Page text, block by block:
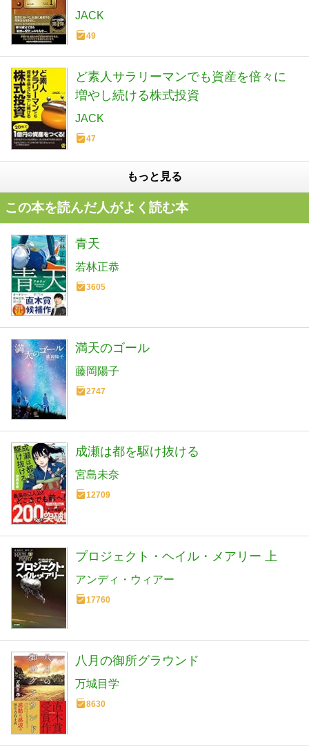
(Modern Alchemists Series No. 123)
JACK
49
ど素人サラリーマンでも資産を倍々に
増やし続ける株式投資
JACK
47
もっと見る
この本を読んだ人がよく読む本
青天
若林正恭
3605
満天のゴール
藤岡陽子
2747
成瀬は都を駆け抜ける
宮島未奈
12709
プロジェクト・ヘイル・メアリー 上
アンディ・ウィアー
17760
八月の御所グラウンド
万城目学
8630